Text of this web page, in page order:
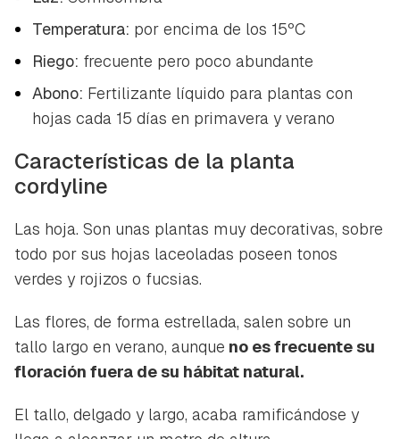
Temperatura: por encima de los 15ºC
Riego: frecuente pero poco abundante
Abono: Fertilizante líquido para plantas con
hojas cada 15 días en primavera y verano
Características de la planta
cordyline
Las hoja. Son unas plantas muy decorativas, sobre
todo por sus hojas laceoladas poseen tonos
verdes y rojizos o fucsias.
Las flores, de forma estrellada, salen sobre un
tallo largo en verano, aunque no es frecuente su
floración fuera de su hábitat natural.
El tallo, delgado y largo, acaba ramificándose y